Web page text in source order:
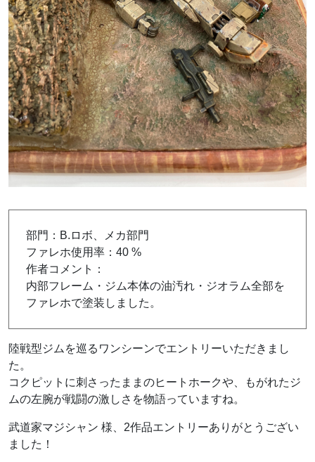
部門：B.ロボ、メカ部門
ファレホ使用率：40 %
作者コメント：
内部フレーム・ジム本体の油汚れ・ジオラム全部を
ファレホで塗装しました。
陸戦型ジムを巡るワンシーンでエントリーいただきまし
た。
コクピットに刺さったままのヒートホークや、もがれたジ
ムの左腕が戦闘の激しさを物語っていますね。
武道家マジシャン 様、2作品エントリーありがとうござい
ました！